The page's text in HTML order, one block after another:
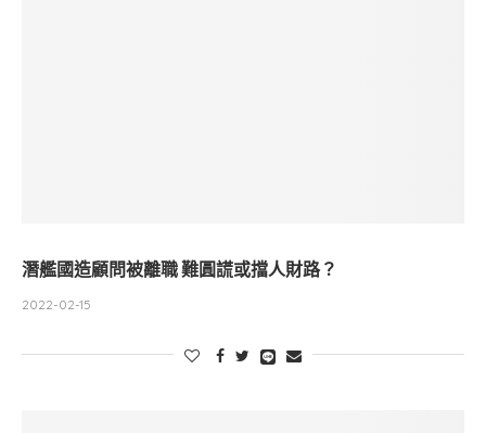
潛艦國造顧問被離職 難圓謊或擋人財路？
2022-02-15